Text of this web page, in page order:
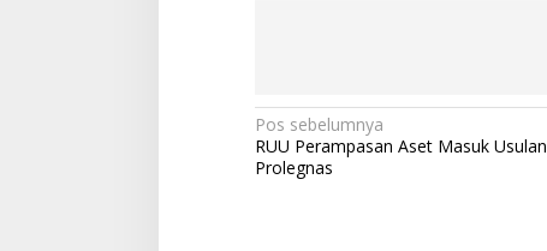
N
a
v
Pos sebelumnya
RUU Perampasan Aset Masuk Usulan
Prolegnas